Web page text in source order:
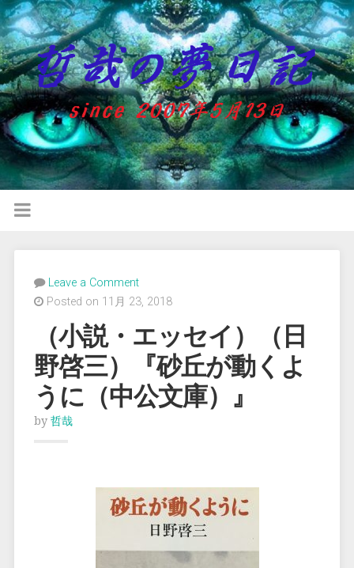
Leave a Comment
Posted on 11月 23, 2018
（小説・エッセイ）（日
野啓三）『砂丘が動くよ
うに（中公文庫）』
by 哲哉